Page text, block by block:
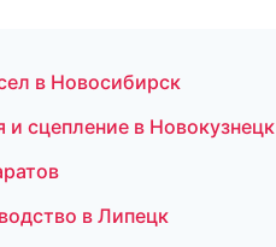
в Новосибирск
сцепление в Новокузнецк
в Липецк